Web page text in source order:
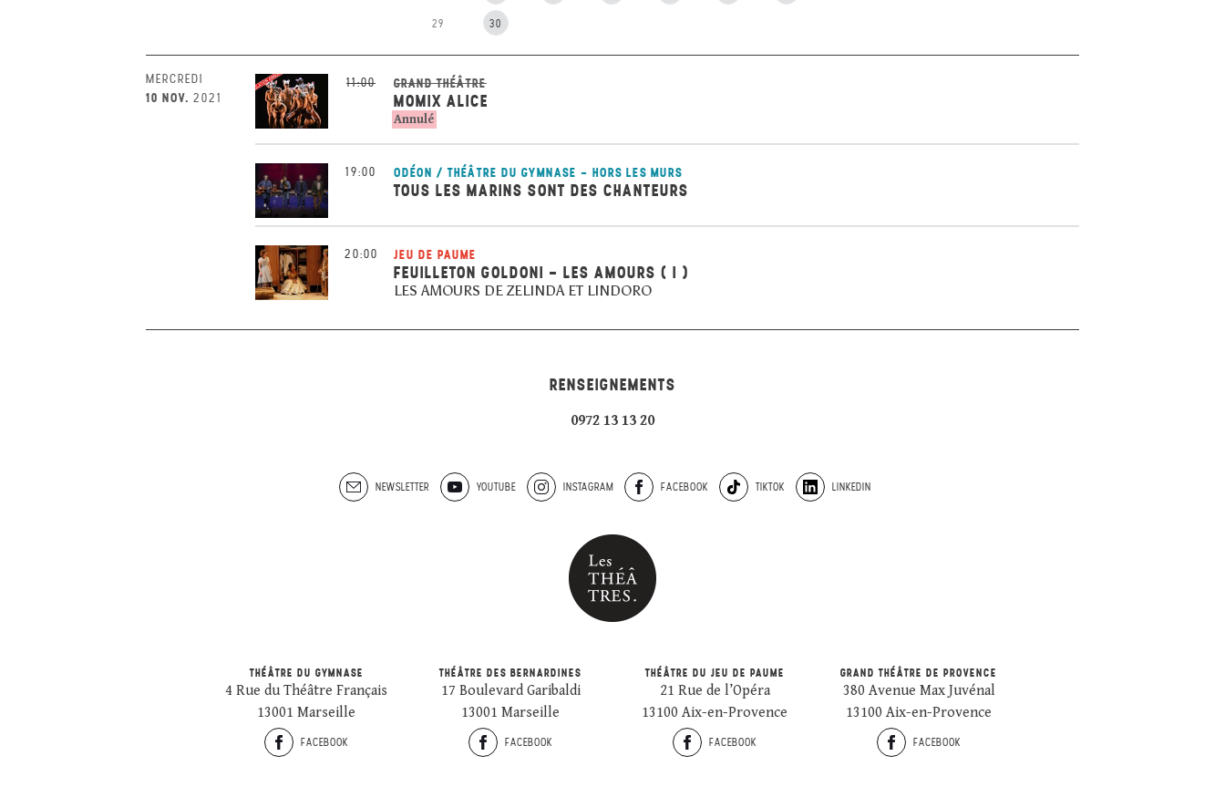
29 30
MERCREDI
10 NOV. 2021
11:00 GRAND THÉÂTRE
MOMIX ALICE
Annulé
19:00 ODÉON / THÉÂTRE DU GYMNASE - HORS LES MURS
TOUS LES MARINS SONT DES CHANTEURS
20:00 JEU DE PAUME
FEUILLETON GOLDONI - LES AMOURS ( I )
LES AMOURS DE ZELINDA ET LINDORO
RENSEIGNEMENTS
0972 13 13 20
NEWSLETTER YOUTUBE INSTAGRAM FACEBOOK TIKTOK LINKEDIN
THÉÂTRE DU GYMNASE
4 Rue du Théâtre Français
13001 Marseille
FACEBOOK
THÉÂTRE DES BERNARDINES
17 Boulevard Garibaldi
13001 Marseille
FACEBOOK
THÉÂTRE DU JEU DE PAUME
21 Rue de l’Opéra
13100 Aix-en-Provence
FACEBOOK
GRAND THÉÂTRE DE PROVENCE
380 Avenue Max Juvénal
13100 Aix-en-Provence
FACEBOOK